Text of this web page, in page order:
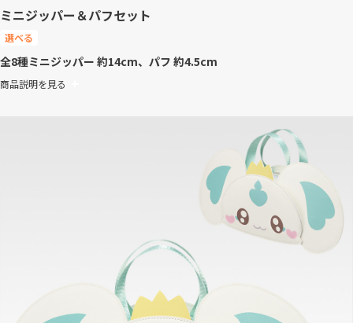
ミニジッパー＆パフセット
選べる
全8種ミニジッパー 約14cm、パフ 約4.5cm
商品説明を見る